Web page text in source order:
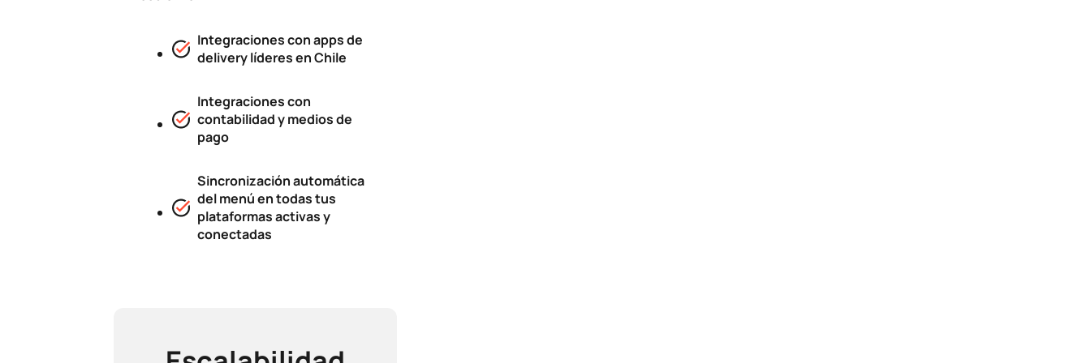
Integraciones con apps de
delivery líderes en Chile
Integraciones con
contabilidad y medios de
pago
Sincronización automática
del menú en todas tus
plataformas activas y
conectadas